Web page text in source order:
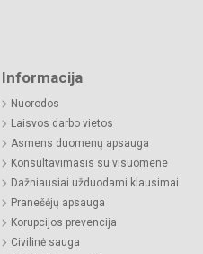
Informacija
Nuorodos
Laisvos darbo vietos
Asmens duomenų apsauga
Konsultavimasis su visuomene
Dažniausiai užduodami klausimai
Pranešėjų apsauga
Korupcijos prevencija
Civilinė sauga